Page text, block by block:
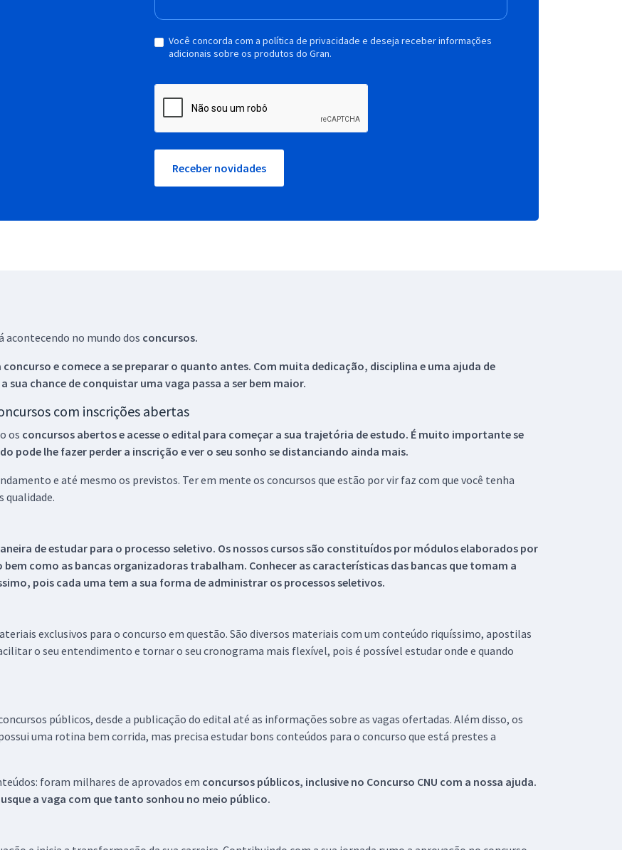
Você concorda com a política de privacidade e deseja receber informações
adicionais sobre os produtos do Gran.
Receber novidades
acontecendo no mundo dos concursos.
e comece a se preparar o quanto antes. Com muita dedicação, disciplina e uma ajuda de
sua chance de conquistar uma vaga passa a ser bem maior.
com inscrições abertas
os concursos abertos e acesse o edital para começar a sua trajetória de estudo. É muito importante se
pode lhe fazer perder a inscrição e ver o seu sonho se distanciando ainda mais.
e até mesmo os previstos. Ter em mente os concursos que estão por vir faz com que você tenha
qualidade.
de estudar para o processo seletivo. Os nossos cursos são constituídos por módulos elaborados por
como as bancas organizadoras trabalham. Conhecer as características das bancas que tomam a
pois cada uma tem a sua forma de administrar os processos seletivos.
exclusivos para o concurso em questão. São diversos materiais com um conteúdo riquíssimo, apostilas
o seu entendimento e tornar o seu cronograma mais flexível, pois é possível estudar onde e quando
públicos, desde a publicação do edital até as informações sobre as vagas ofertadas. Além disso, os
uma rotina bem corrida, mas precisa estudar bons conteúdos para o concurso que está prestes a
foram milhares de aprovados em concursos públicos, inclusive no Concurso CNU com a nossa ajuda.
a vaga com que tanto sonhou no meio público.